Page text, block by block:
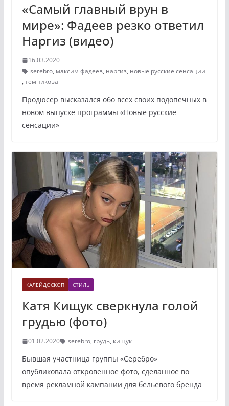
«Самый главный врун в
мире»: Фадеев резко ответил
Наргиз (видео)
16.03.2020
serebro, максим фадеев, наргиз, новые русские сенсации
, темникова
Продюсер высказался обо всех своих подопечных в
новом выпуске программы «Новые русские
сенсации»
КАЛЕЙДОСКОП СТИЛЬ
Катя Кищук сверкнула голой
грудью (фото)
01.02.2020 serebro, грудь, кищук
Бывшая участница группы «Серебро»
опубликовала откровенное фото, сделанное во
время рекламной кампании для бельевого бренда